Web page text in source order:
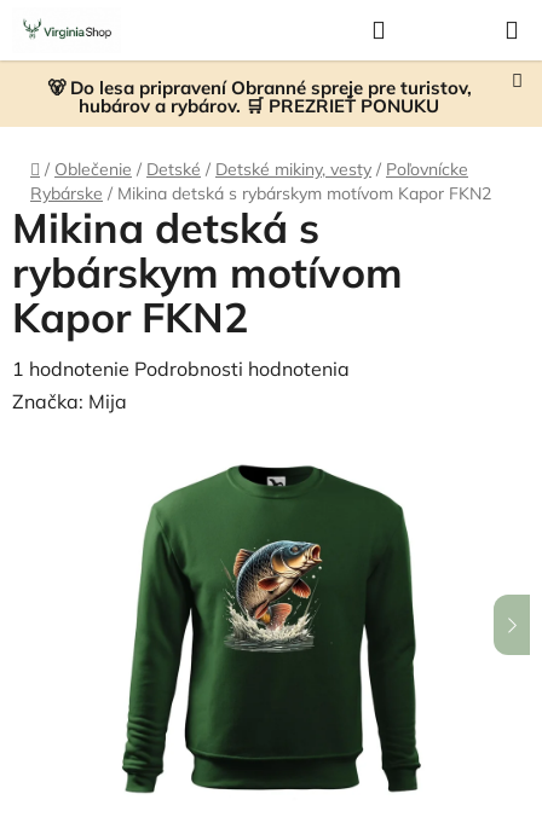
Prejsť
obsah
🐻 Do lesa pripravení Obranné spreje pre turistov,
hubárov a rybárov. 🛒 PREZRIEŤ PONUKU
KOŠÍK
Domov
/ Oblečenie / Detské / Detské mikiny, vesty / Poľovnícke
Rybárske / Mikina detská s rybárskym motívom Kapor FKN2
Mikina detská s
rybárskym motívom
Kapor FKN2
Priemerné
hodnotenie
1 hodnotenie Podrobnosti hodnotenia
Značka: Mija